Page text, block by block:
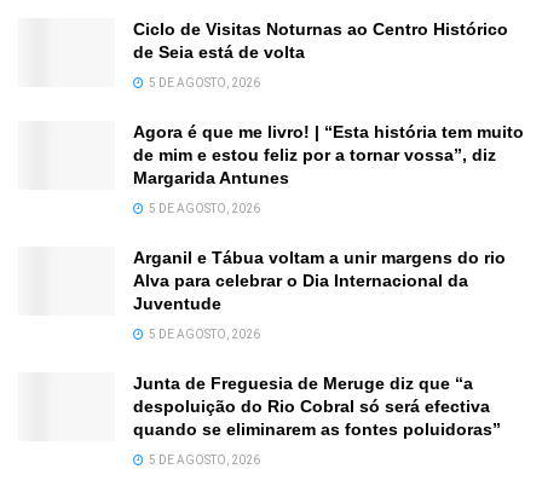
Ciclo de Visitas Noturnas ao Centro Histórico
de Seia está de volta
5 DE AGOSTO, 2026
Agora é que me livro! | “Esta história tem muito
de mim e estou feliz por a tornar vossa”, diz
Margarida Antunes
5 DE AGOSTO, 2026
Arganil e Tábua voltam a unir margens do rio
Alva para celebrar o Dia Internacional da
Juventude
5 DE AGOSTO, 2026
Junta de Freguesia de Meruge diz que “a
despoluição do Rio Cobral só será efectiva
quando se eliminarem as fontes poluidoras”
5 DE AGOSTO, 2026